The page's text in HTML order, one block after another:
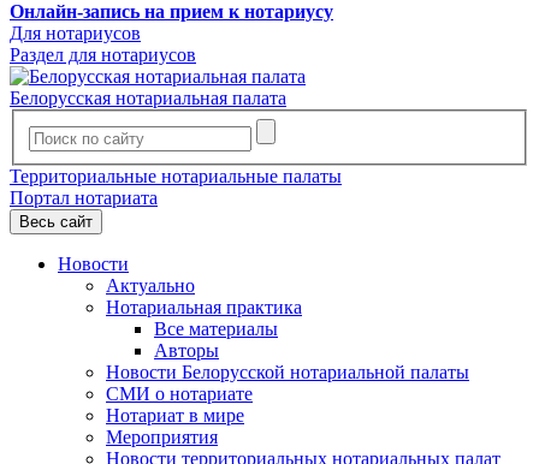
Онлайн-запись на прием к нотариусу
Для нотариусов
Раздел для нотариусов
Белорусская нотариальная палата
Территориальные нотариальные палаты
Портал нотариата
Весь сайт
Новости
Актуально
Нотариальная практика
Все материалы
Авторы
Новости Белорусской нотариальной палаты
СМИ о нотариате
Нотариат в мире
Мероприятия
Новости территориальных нотариальных палат